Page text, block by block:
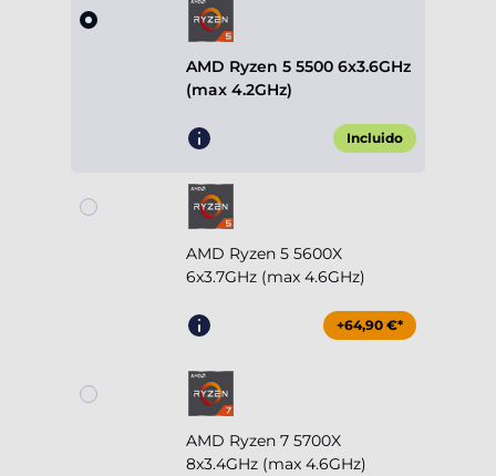
AMD Ryzen 5 5500 6x3.6GHz
(max 4.2GHz)
Incluido
AMD Ryzen 5 5600X
6x3.7GHz (max 4.6GHz)
+64,90 €*
AMD Ryzen 7 5700X
8x3.4GHz (max 4.6GHz)